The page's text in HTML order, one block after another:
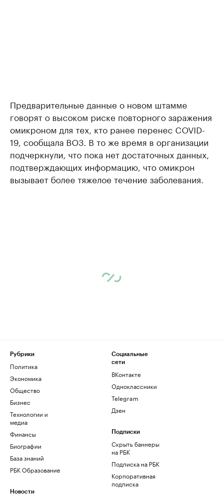
Предварительные данные о новом штамме
говорят о высоком риске повторного заражения
омикроном для тех, кто ранее перенес COVID-
19, сообщала ВОЗ. В то же время в организации
подчеркнули, что пока нет достаточных данных,
подтверждающих информацию, что омикрон
вызывает более тяжелое течение заболевания.
Рубрики
Политика
Экономика
Общество
Бизнес
Технологии и
медиа
Финансы
Биографии
База знаний
РБК Образование
Новости
Социальные
сети
ВКонтакте
Одноклассники
Telegram
Дзен
Подписки
Скрыть баннеры
на РБК
Подписка на РБК
Корпоративная
подписка